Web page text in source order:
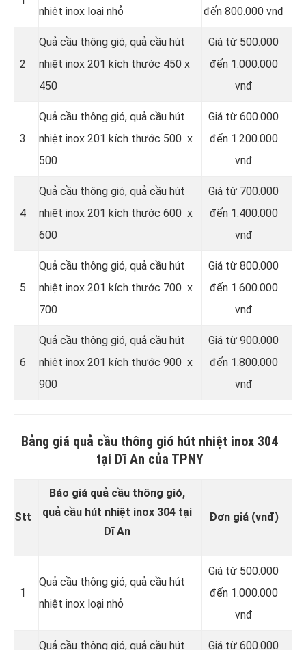
nhiệt inox loại nhỏ
đến 800.000 vnđ
2
Quả cầu thông gió, quả cầu hút
nhiệt inox 201 kích thước 450 x
450
Giá từ 500.000
đến 1.000.000
vnđ
3
Quả cầu thông gió, quả cầu hút
nhiệt inox 201 kích thước 500 x
500
Giá từ 600.000
đến 1.200.000
vnđ
4
Quả cầu thông gió, quả cầu hút
nhiệt inox 201 kích thước 600 x
600
Giá từ 700.000
đến 1.400.000
vnđ
5
Quả cầu thông gió, quả cầu hút
nhiệt inox 201 kích thước 700 x
700
Giá từ 800.000
đến 1.600.000
vnđ
6
Quả cầu thông gió, quả cầu hút
nhiệt inox 201 kích thước 900 x
900
Giá từ 900.000
đến 1.800.000
vnđ
Bảng giá quả cầu thông gió hút nhiệt inox 304
tại Dĩ An của TPNY
Stt
Báo giá quả cầu thông gió,
quả cầu hút nhiệt inox 304 tại
Dĩ An
Đơn giá (vnđ)
1
Quả cầu thông gió, quả cầu hút
nhiệt inox loại nhỏ
Giá từ 500.000
đến 1.000.000
vnđ
Quả cầu thông gió, quả cầu hút
Giá từ 600.000